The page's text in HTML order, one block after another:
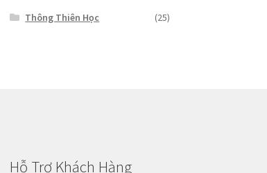
Thông Thiên Học
(25)
Hỗ Trợ Khách Hàng